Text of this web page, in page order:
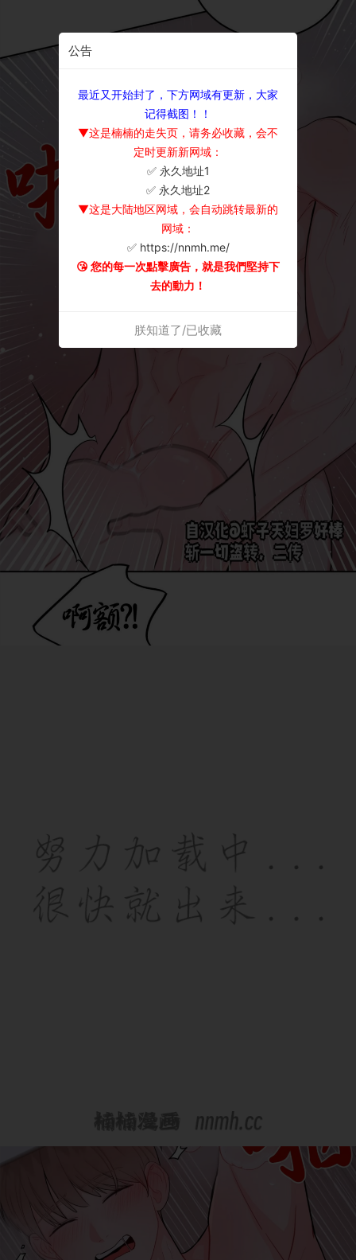
公告
最近又开始封了，下方网域有更新，大家
记得截图！！
▼这是楠楠的走失页，请务必收藏，会不
定时更新新网域：
✅ 永久地址1
✅ 永久地址2
▼这是大陆地区网域，会自动跳转最新的
网域：
✅ https://nnmh.me/
😘 您的每一次點擊廣告，就是我們堅持下
去的動力！
朕知道了/已收藏